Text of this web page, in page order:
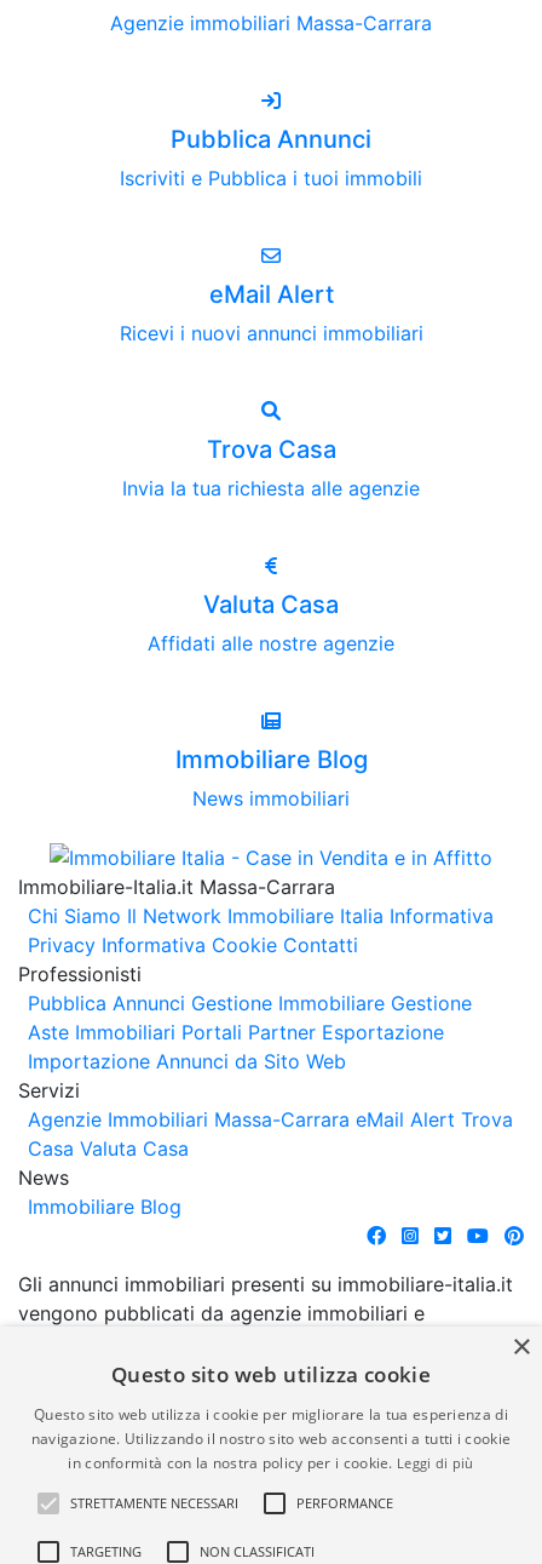
Agenzie immobiliari Massa-Carrara
Pubblica Annunci
Iscriviti e Pubblica i tuoi immobili
eMail Alert
Ricevi i nuovi annunci immobiliari
Trova Casa
Invia la tua richiesta alle agenzie
Valuta Casa
Affidati alle nostre agenzie
Immobiliare Blog
News immobiliari
Immobiliare-Italia.it Massa-Carrara
Chi Siamo Il Network Immobiliare Italia Informativa
Privacy Informativa Cookie Contatti
Professionisti
Pubblica Annunci Gestione Immobiliare Gestione
Aste Immobiliari Portali Partner Esportazione
Importazione Annunci da Sito Web
Servizi
Agenzie Immobiliari Massa-Carrara eMail Alert Trova
Casa Valuta Casa
News
Immobiliare Blog
Gli annunci immobiliari presenti su immobiliare-italia.it
vengono pubblicati da agenzie immobiliari e
comporta l'approvazione o l'avallo da parte di
garanzia da parte di quest'ultima. immobiliare-italia.it
quindi non è responsabile della veridicità, della
correttezza, della completezza, della normativa in
materia di privacy e/o di alcun altro aspetto dei
suddetti annunci.
×
Questo sito web utilizza cookie
Questo sito web utilizza i cookie per migliorare la tua esperienza di
navigazione. Utilizzando il nostro sito web acconsenti a tutti i cookie
in conformità con la nostra policy per i cookie. Leggi di più
STRETTAMENTE NECESSARI PERFORMANCE
TARGETING NON CLASSIFICATI